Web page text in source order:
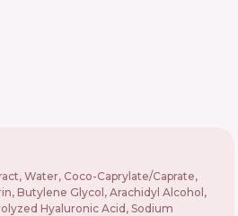
Water, Coco-Caprylate/Caprate,
Butylene Glycol, Arachidyl Alcohol,
Hyaluronic Acid, Sodium